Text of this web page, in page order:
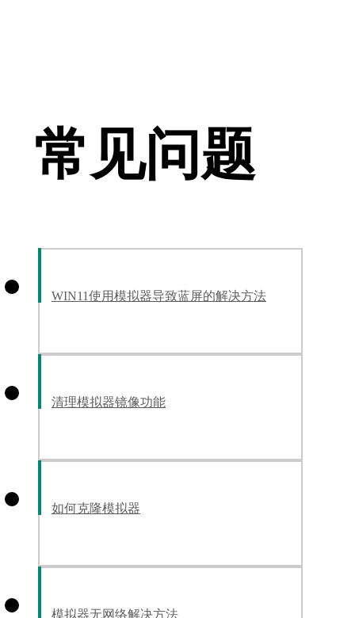
常见问题
WIN11使用模拟器导致蓝屏的解决方法
清理模拟器镜像功能
如何克隆模拟器
模拟器无网络解决方法